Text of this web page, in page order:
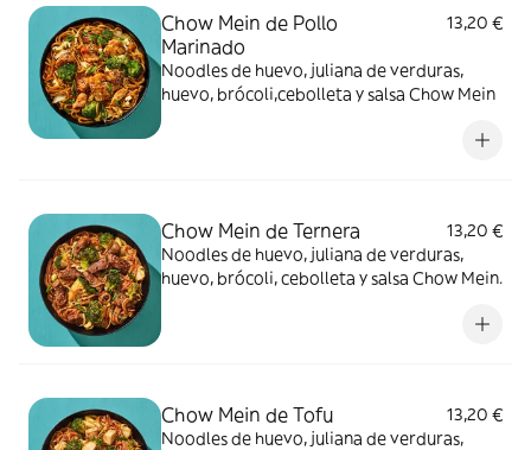
Chow Mein de Pollo
Marinado
13,20 €
Noodles de huevo, juliana de verduras,
huevo, brócoli,cebolleta y salsa Chow Mein
Chow Mein de Ternera
13,20 €
Noodles de huevo, juliana de verduras,
huevo, brócoli, cebolleta y salsa Chow Mein.
Chow Mein de Tofu
13,20 €
Noodles de huevo, juliana de verduras,